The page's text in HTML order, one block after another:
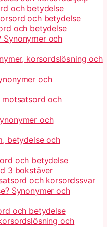
och betydelse
och betydelse
och betydelse
Synonymer och
korsordslösning och
och
motsatsord och
och
betydelse och
och betydelse
3 bokstäver
och korsordssvar
Synonymer och
och betydelse
och